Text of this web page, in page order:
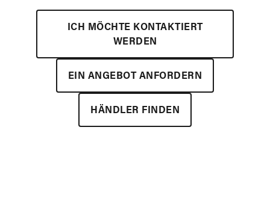
ICH MÖCHTE KONTAKTIERT
WERDEN
EIN ANGEBOT ANFORDERN
HÄNDLER FINDEN